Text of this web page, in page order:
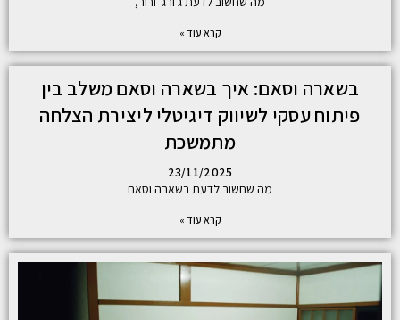
קרא עוד »
בשארה וסאם: איך בשארה וסאם משלב בין
פיתוח עסקי לשיווק דיגיטלי ליצירת הצלחה
מתמשכת
23/11/2025
מה שחשוב לדעת בשארה וסאם
קרא עוד »